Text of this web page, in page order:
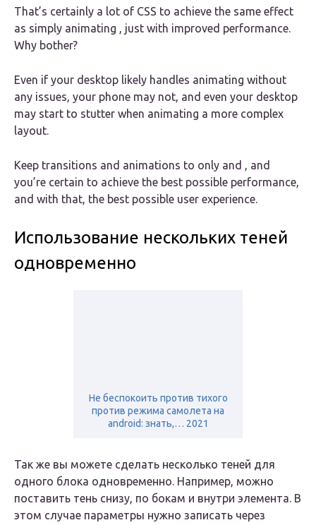
That’s certainly a lot of CSS to achieve the same effect
as simply animating , just with improved performance.
Why bother?
Even if your desktop likely handles animating without
any issues, your phone may not, and even your desktop
may start to stutter when animating a more complex
layout.
Keep transitions and animations to only and , and
you’re certain to achieve the best possible performance,
and with that, the best possible user experience.
Использование нескольких теней
одновременно
Не беспокоить против тихого
против режима самолета на
android: знать,… 2021
Так же вы можете сделать несколько теней для
одного блока одновременно. Например, можно
поставить тень снизу, по бокам и внутри элемента. В
этом случае параметры нужно записать через